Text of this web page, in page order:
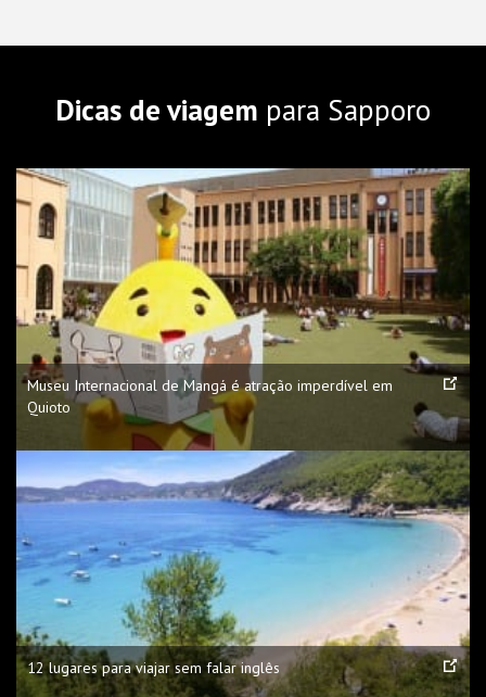
Dicas de viagem para Sapporo
Museu Internacional de Mangá é atração imperdível em
Quioto
12 lugares para viajar sem falar inglês